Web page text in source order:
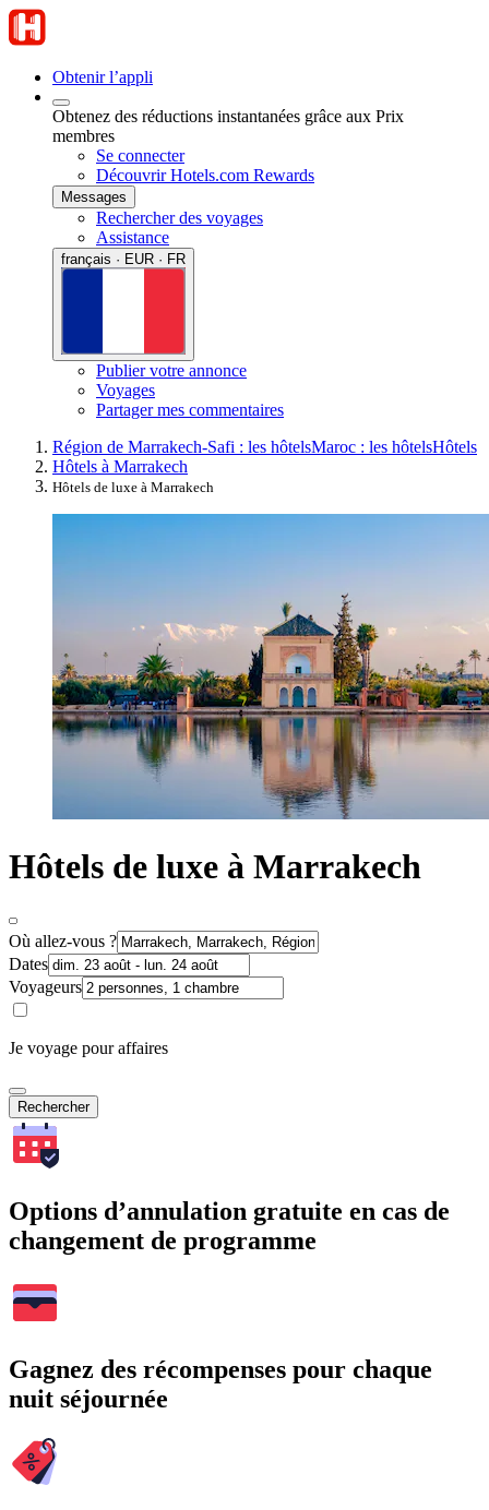
Obtenir l’appli
Obtenez des réductions instantanées grâce aux Prix
membres
Se connecter
Découvrir Hotels.com Rewards
Messages
Rechercher des voyages
Assistance
français · EUR · FR
Publier votre annonce
Voyages
Partager mes commentaires
Région de Marrakech-Safi : les hôtelsMaroc : les hôtelsHôtels
Hôtels à Marrakech
Hôtels de luxe à Marrakech
Hôtels de luxe à Marrakech
Où allez-vous ?
Dates
Voyageurs
Je voyage pour affaires
Rechercher
Options d’annulation gratuite en cas de
changement de programme
Gagnez des récompenses pour chaque
nuit séjournée